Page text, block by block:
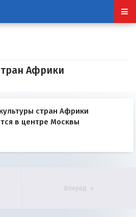
Африки
стран Африки
в центре Москвы
Вперёд